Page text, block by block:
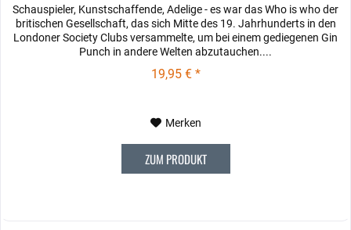
Schauspieler, Kunstschaffende, Adelige ‐ es war das Who is who der
britischen Gesellschaft, das sich Mitte des 19. Jahrhunderts in den
Londoner Society Clubs versammelte, um bei einem gediegenen Gin
Punch in andere Welten abzutauchen....
19,95 € *
Merken
ZUM PRODUKT